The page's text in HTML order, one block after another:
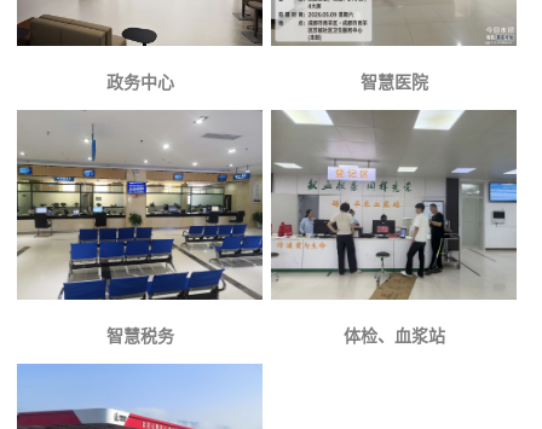
政务中心 智慧医院
智慧税务 体检、血浆站